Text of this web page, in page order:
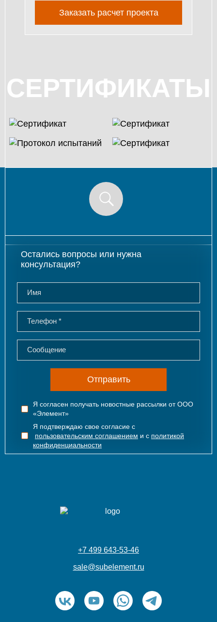
Заказать расчет проекта
СЕРТИФИКАТЫ
Остались вопросы или нужна
консультация?
Отправить
Я согласен получать новостные рассылки от ООО
«Элемент»
Я подтверждаю свое согласие с
пользовательским соглашением и с политикой
конфиденциальности
+7 499 643-53-46
sale@subelement.ru